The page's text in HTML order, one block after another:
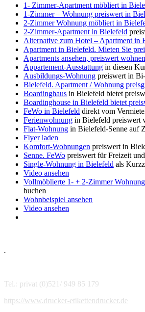
1- Zimmer-Apartment möbliert in
1-Zimmer – Wohnung preiswert in
2-Zimmer Wohnung möbliert in
2-Zimmer-Apartment in Bielefeld
Alternative zum Hotel – Apartment in
Apartment in Bielefeld. Mieten Sie
Apartments ansehen, preiswert
Appartement-Ausstattung in diesen
Ausbildungs-Wohnung preiswert in
Bielefeld. Apartment / Wohnung
Boardinghaus in Bielefeld bietet
Boardinghouse in Bielefeld bietet
FeWo in Bielefeld direkt vom
Ferienwohnung in Bielefeld preiswert
Flat-Wohnung in Bielefeld-Senne auf
Flyer laden
Komfort-Wohnungen preiswert in
Senne. FeWo preiswert für Freizeit
Single-Wohnung in Bielefeld als
Video ansehen
Vollmöblierte 1- + 2-Zimmer Wohnung
buchen
Wohnbeispiel ansehen
Video ansehen
.
Tel.: privat (0)521/ 949 85 179
https://www.drucker-etikettendrucker.de